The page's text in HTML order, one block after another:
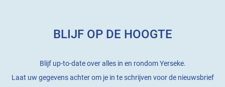
BLIJF OP DE HOOGTE
Blijf up-to-date over alles in en rondom Yerseke.
Laat uw gegevens achter om je in te schrijven voor de nieuwsbrief